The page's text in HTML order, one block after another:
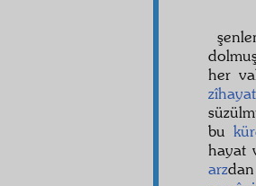
her
zîhayat
bu
hayat
arz